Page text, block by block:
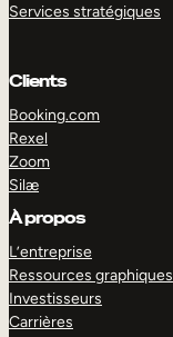
Services stratégiques
Clients
Booking.com
Rexel
Zoom
Silæ
À propos
L’entreprise
Ressources graphiques
Investisseurs
Carrières